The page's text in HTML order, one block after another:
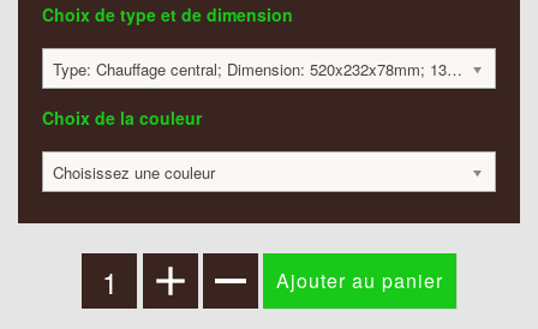
Choix de type et de dimension
Type: Chauffage central; Dimension: 520x232x78mm; 136 Watt:; 541 €
Choix de la couleur
Choisissez une couleur